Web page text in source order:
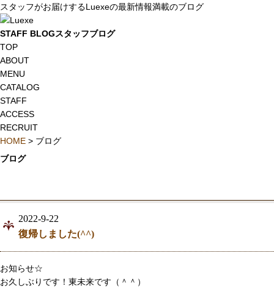
スタッフがお届けするLuexeの最新情報満載のブログ
STAFF BLOGスタッフブログ
TOP
ABOUT
MENU
CATALOG
STAFF
ACCESS
RECRUIT
HOME > ブログ
ブログ
2022-9-22
復帰しました(^^)
お知らせ☆
お久しぶりです！東未来です（＾＾）